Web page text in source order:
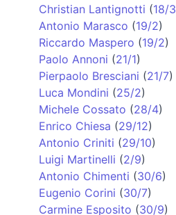
Christian Lantignotti (18/3
Antonio Marasco (19/2)
Riccardo Maspero (19/2)
Paolo Annoni (21/1)
Pierpaolo Bresciani (21/7)
Luca Mondini (25/2)
Michele Cossato (28/4)
Enrico Chiesa (29/12)
Antonio Criniti (29/10)
Luigi Martinelli (2/9)
Antonio Chimenti (30/6)
Eugenio Corini (30/7)
Carmine Esposito (30/9)